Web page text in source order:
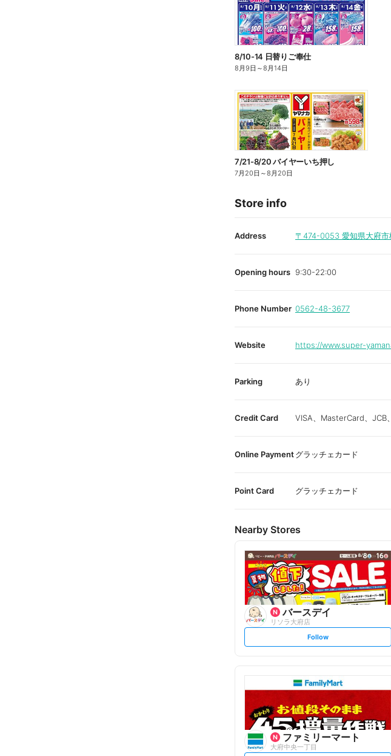
8/10-14 日替りご奉仕
8月9日 ～8月14日
7/21-8/20 バイヤーいち押し
7月20日 ～8月20日
Store info
Address 〒474-0053 愛知県大府
Opening hours 9:30-22:00
Phone Number 0562-48-3677
Website https://www.super-
Parking あり
Credit Card VISA、MasterCard、
Online Paymentグラッチェカード
Point Card グラッチェカード
Nearby Stores
バースデイ
リソラ大府店
s
t
o
w
Follow
ファミリーマート
大府中央一丁目